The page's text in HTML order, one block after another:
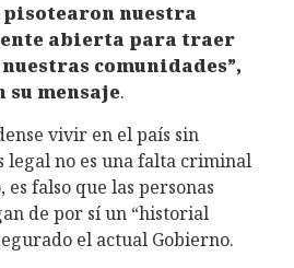
nuestra
abierta para traer
comunidades”,
su mensaje.
vivir en el país sin
legal no es una falta criminal
falso que las personas
de por sí un “historial
el actual Gobierno.